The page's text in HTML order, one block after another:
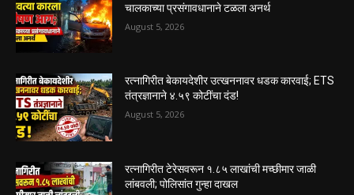
चालकाच्या प्रसंगावधानाने टळला अनर्थ
August 5, 2026
रत्नागिरीत बेकायदेशीर उत्खननावर धडक कारवाई; ETS
तंत्रज्ञानाने ४.५९ कोटींचा दंड!
August 5, 2026
रत्नागिरीत टेरेसवरून १.८५ लाखांची मच्छीमार जाळी
लांबवली; पोलिसांत गुन्हा दाखल